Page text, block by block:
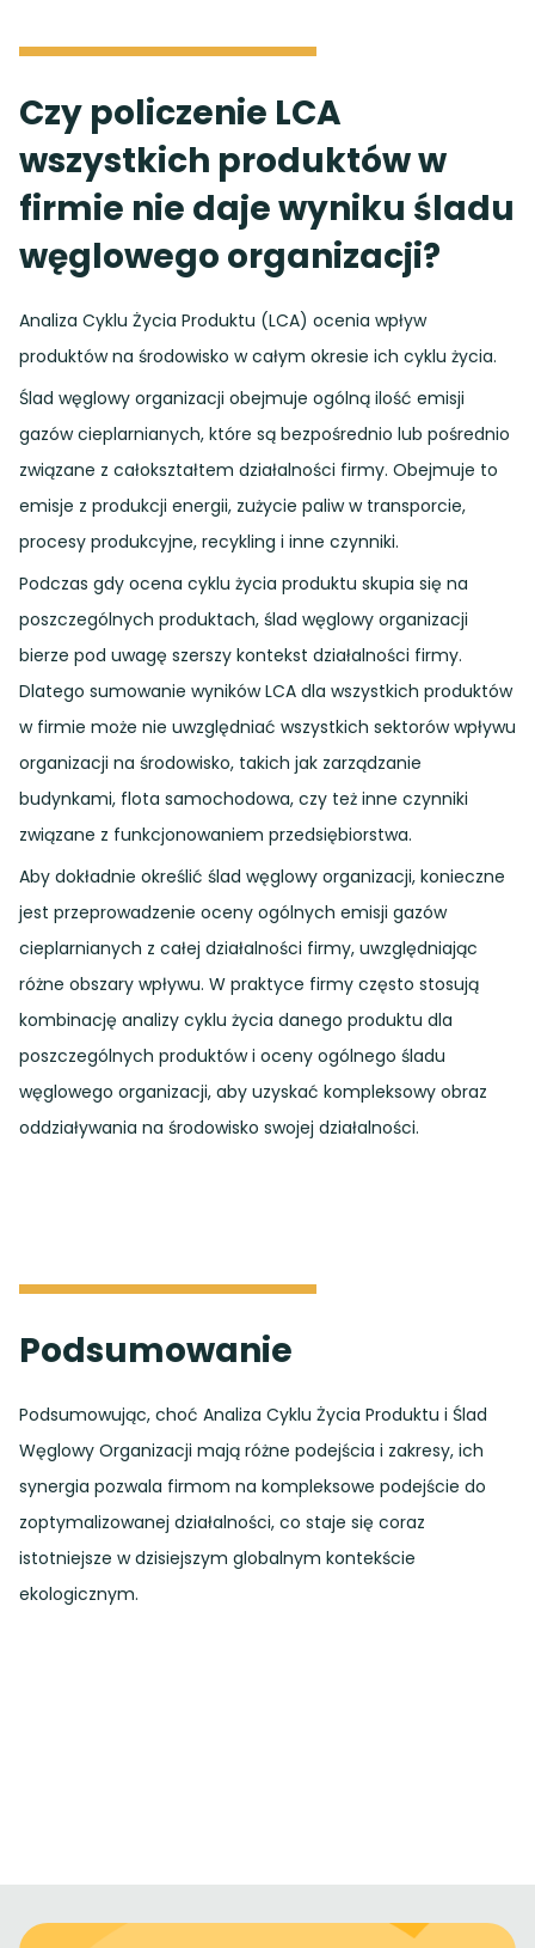
Czy policzenie LCA
wszystkich produktów w
firmie nie daje wyniku śladu
węglowego organizacji?
Analiza Cyklu Życia Produktu (LCA) ocenia wpływ
produktów na środowisko w całym okresie ich cyklu życia.
Ślad węglowy organizacji obejmuje ogólną ilość emisji
gazów cieplarnianych, które są bezpośrednio lub pośrednio
związane z całokształtem działalności firmy. Obejmuje to
emisje z produkcji energii, zużycie paliw w transporcie,
procesy produkcyjne, recykling i inne czynniki.
Podczas gdy ocena cyklu życia produktu skupia się na
poszczególnych produktach, ślad węglowy organizacji
bierze pod uwagę szerszy kontekst działalności firmy.
Dlatego sumowanie wyników LCA dla wszystkich produktów
w firmie może nie uwzględniać wszystkich sektorów wpływu
organizacji na środowisko, takich jak zarządzanie
budynkami, flota samochodowa, czy też inne czynniki
związane z funkcjonowaniem przedsiębiorstwa.
Aby dokładnie określić ślad węglowy organizacji, konieczne
jest przeprowadzenie oceny ogólnych emisji gazów
cieplarnianych z całej działalności firmy, uwzględniając
różne obszary wpływu. W praktyce firmy często stosują
kombinację analizy cyklu życia danego produktu dla
poszczególnych produktów i oceny ogólnego śladu
węglowego organizacji, aby uzyskać kompleksowy obraz
oddziaływania na środowisko swojej działalności.
Podsumowanie
Podsumowując, choć Analiza Cyklu Życia Produktu i Ślad
Węglowy Organizacji mają różne podejścia i zakresy, ich
synergia pozwala firmom na kompleksowe podejście do
zoptymalizowanej działalności, co staje się coraz
istotniejsze w dzisiejszym globalnym kontekście
ekologicznym.